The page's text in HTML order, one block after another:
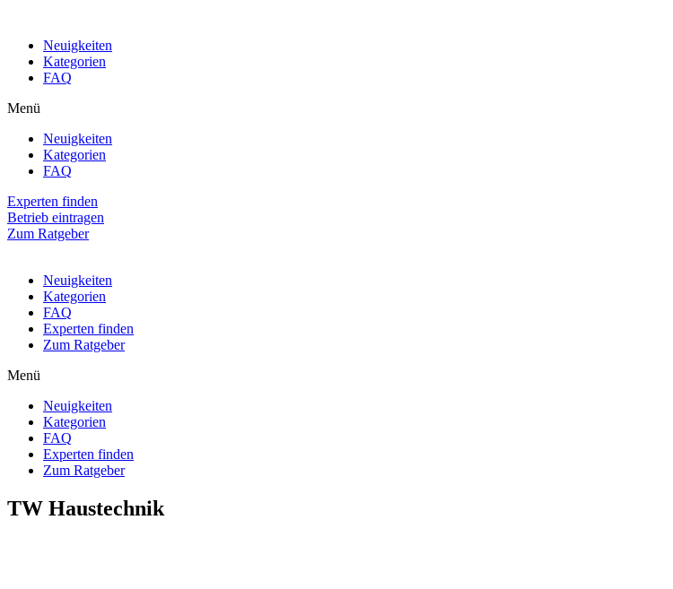
Neuigkeiten
Kategorien
FAQ
Menü
Neuigkeiten
Kategorien
FAQ
Experten finden
Betrieb eintragen
Zum Ratgeber
Neuigkeiten
Kategorien
FAQ
Experten finden
Zum Ratgeber
Menü
Neuigkeiten
Kategorien
FAQ
Experten finden
Zum Ratgeber
TW Haustechnik